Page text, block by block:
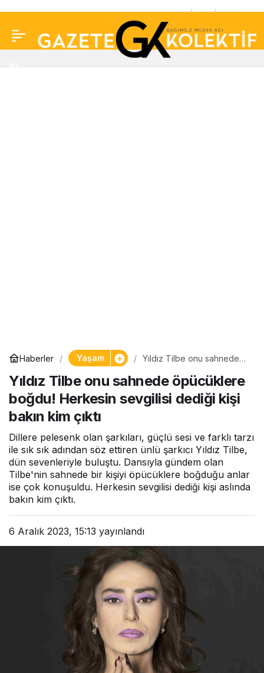
Haberler Yaşam
Yıldız Tilbe onu sahnede
Herkesin sevgilisi dediği
kişi bakın kim çıktı
Yıldız Tilbe onu sahnede öpücüklere
boğdu! Herkesin sevgilisi dediği kişi
bakın kim çıktı
Dillere pelesenk olan şarkıları, güçlü sesi ve farklı tarzı
ile sık sık adından söz ettiren ünlü şarkıcı Yıldız Tilbe,
dün sevenleriyle buluştu. Dansıyla gündem olan
Tilbe'nin sahnede bir kişiyi öpücüklere boğduğu anlar
ise çok konuşuldu. Herkesin sevgilisi dediği kişi aslında
bakın kim çıktı.
6 Aralık 2023, 15:13 yayınlandı
fotoğraf